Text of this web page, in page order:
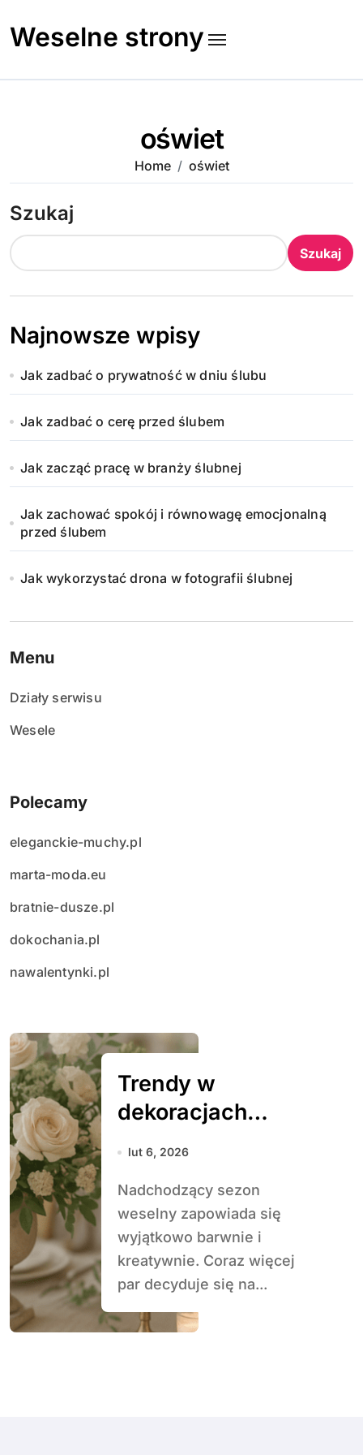
to
content
Weselne strony
oświet
Home oświet
Szukaj
Szukaj
Najnowsze wpisy
Jak zadbać o prywatność w dniu ślubu
Jak zadbać o cerę przed ślubem
Jak zacząć pracę w branży ślubnej
Jak zachować spokój i równowagę emocjonalną
przed ślubem
Jak wykorzystać drona w fotografii ślubnej
Menu
Działy serwisu
Wesele
Polecamy
eleganckie-muchy.pl
marta-moda.eu
bratnie-dusze.pl
dokochania.pl
nawalentynki.pl
Trendy w
dekoracjach
weselnych na
sezon
lut 6, 2026
Nadchodzący sezon
weselny zapowiada się
wyjątkowo barwnie i
kreatywnie. Coraz więcej
par decyduje się na...